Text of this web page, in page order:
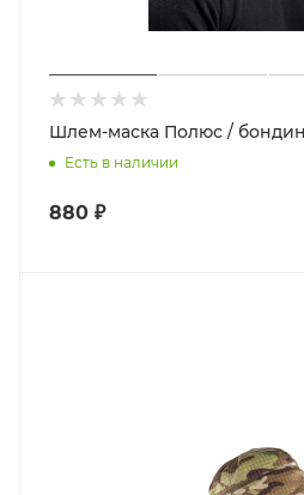
Шлем-маска Полюс /
Есть в наличии
880 ₽